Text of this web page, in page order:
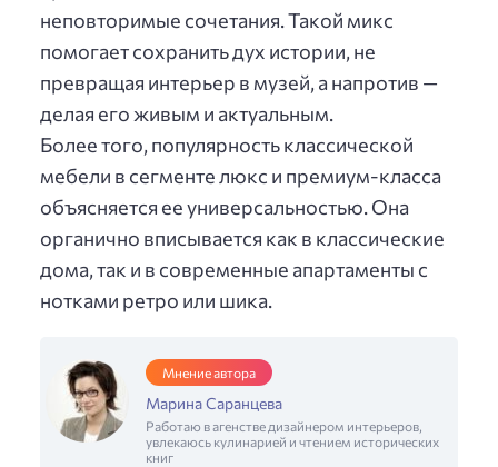
неповторимые сочетания. Такой микс
помогает сохранить дух истории, не
превращая интерьер в музей, а напротив —
делая его живым и актуальным.
Более того, популярность классической
мебели в сегменте люкс и премиум-класса
объясняется ее универсальностью. Она
органично вписывается как в классические
дома, так и в современные апартаменты с
нотками ретро или шика.
Мнение автора
Марина Саранцева
Работаю в агенстве дизайнером интерьеров,
увлекаюсь кулинарией и чтением исторических
книг